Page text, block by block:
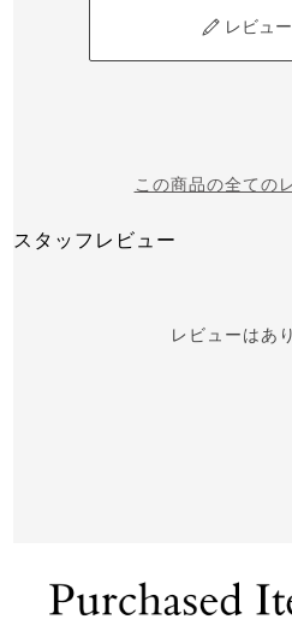
レビュ
この商品の全ての
スタッフレビュー
レビューはあ